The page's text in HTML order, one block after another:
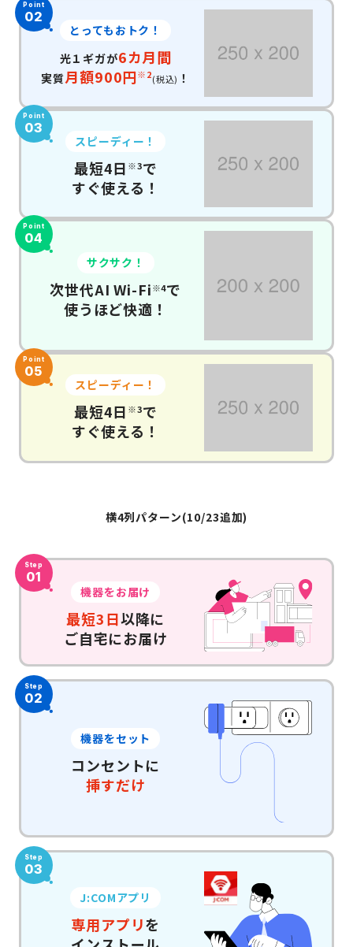
Point
02
とってもおトク！
光１ギガが6カ月間
実質月額900円※2(税込) ！
Point
03
スピーディー！
最短4日 ※3で
すぐ使える！
Point
04
サクサク！
次世代AI Wi-Fi※4で
使うほど快適！
Point
05
スピーディー！
最短4日 ※3で
すぐ使える！
横4列パターン(10/23追加)
Step
01
機器をお届け
最短3日以降に
ご自宅にお届け
Step
02
機器をセット
コンセントに
挿すだけ
Step
03
J:COMアプリ
専用アプリを